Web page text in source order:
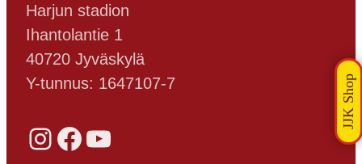
Harjun stadion
Ihantolantie 1
40720 Jyväskylä
Y-tunnus: 1647107-7
Instagram Facebook YouTube